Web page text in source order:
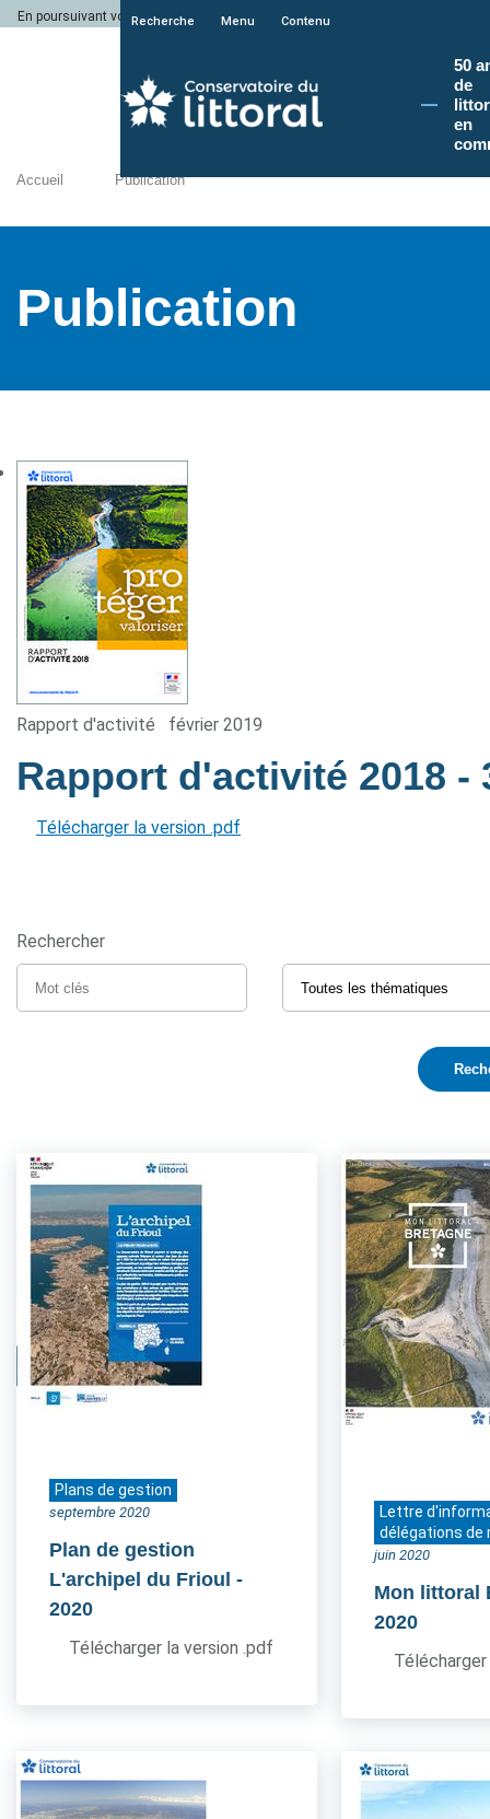
En poursuivant votre navigation sur le site du Conservatoire du littoral, vous
Recherche Menu Contenu
50
de
en
Accueil Publication
Publication
Rapport d'activité février 2019
Rapport d'activité 2018 -
Télécharger la version .pdf
Rechercher
Plans de gestion
septembre 2020
Plan de gestion
L'archipel du Frioul -
2020
Télécharger la version .pdf
Lettre
délégations de
juin 2020
Mon littoral
2020